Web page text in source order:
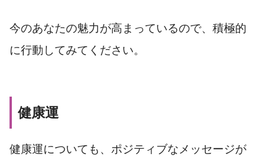
今のあなたの魅力が高まっているので、積極的
に行動してみてください。
健康運
健康運についても、ポジティブなメッセージが